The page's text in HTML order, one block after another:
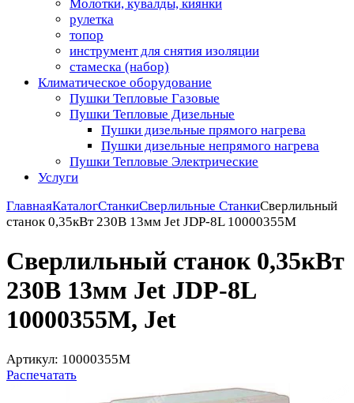
Молотки, кувалды, киянки
рулетка
топор
инструмент для снятия изоляции
стамеска (набор)
Климатическое оборудование
Пушки Тепловые Газовые
Пушки Тепловые Дизельные
Пушки дизельные прямого нагрева
Пушки дизельные непрямого нагрева
Пушки Тепловые Электрические
Услуги
ГлавнаяКаталогСтанкиСверлильные СтанкиСверлильный
станок 0,35кВт 230В 13мм Jet JDP-8L 10000355M
Сверлильный станок 0,35кВт
230В 13мм Jet JDP-8L
10000355M, Jet
Артикул: 10000355M
Распечатать